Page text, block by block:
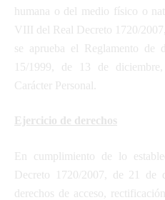
humana o del medio físico o
VIII del Real Decreto 1720/
se aprueba el Reglamento de
15/1999, de 13 de
Carácter Personal.
Ejercicio de derechos
En cumplimiento de lo
Decreto 1720/2007, de 21 de
derechos de acceso,